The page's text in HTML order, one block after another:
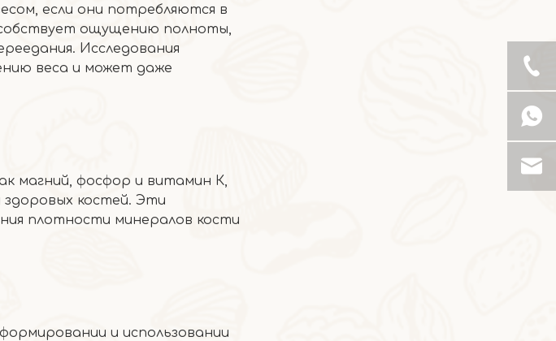
если они потребляются в
ощущению полноты,
Исследования
веса и может даже
магний, фосфор и витамин К,
костей. Эти
плотности минералов кости
и использовании